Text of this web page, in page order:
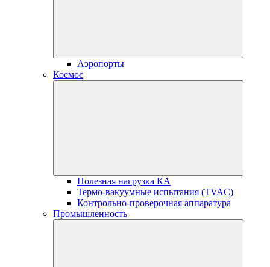
Аэропорты
Космос
Полезная нагрузка КА
Термо-вакуумные испытания (TVAC)
Контрольно-проверочная аппаратура
Промышленность